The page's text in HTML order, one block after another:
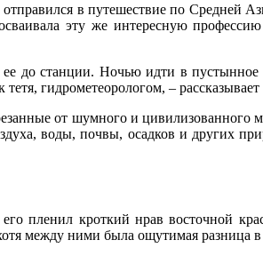
в путешествие по Средней
эту же интересную профессию
ее до станции. Ночью идти в
гидрометеорологом, – рассказывает
от шумного и цивилизованного
воды, почвы, осадков и других
пленил кроткий нрав восточной
между ними была ощутимая разница в